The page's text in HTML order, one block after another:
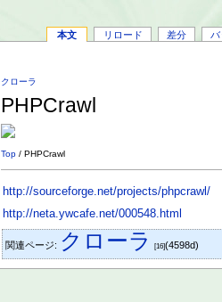
本文 リロード 差分 バ
クローラ
PHPCrawl
Top / PHPCrawl
http://sourceforge.net/projects/phpcrawl/
http://neta.ywcafe.net/000548.html
関連ページ: クローラ [16](4598d)